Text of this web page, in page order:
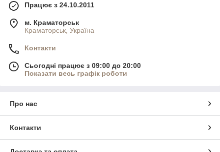
Працює з 24.10.2011
м. Краматорськ
Краматорськ, Україна
Контакти
Сьогодні працює з 09:00 до 20:00
Показати весь графік роботи
Про нас
Контакти